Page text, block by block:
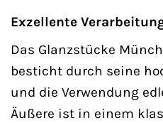
Exzellente
Das Glanzstücke
besticht durch seine
und die Verwendung
Äußere ist in einem